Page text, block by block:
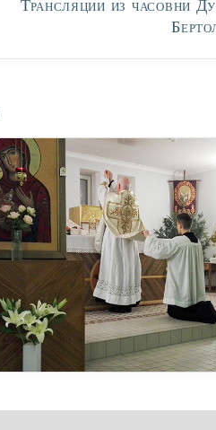
Трансляции из часовни